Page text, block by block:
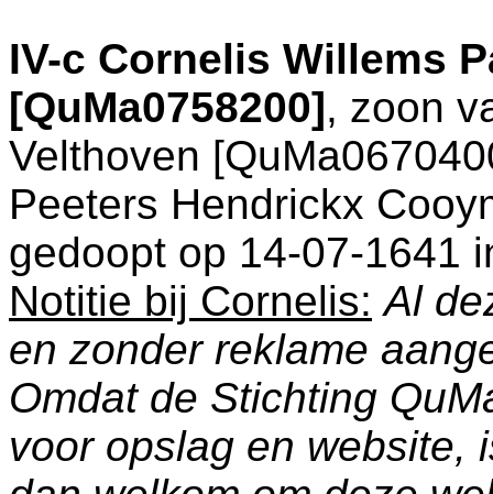
IV-c Cornelis Willems
[QuMa0758200], zoon
Velthoven
Peeters Hendrickx
gedoopt op 14-07-1641
Notitie bij Cornelis: Al
en zonder reklame
Omdat de Stichting
voor opslag en website,